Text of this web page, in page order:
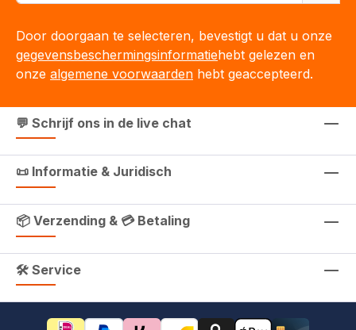
Door doorgaan te selecteren, bevestigt u dat u onze
gegevensbeschermingsinformatiehebt gelezen en
onze algemene voorwaarden hebt geaccepteerd.
💬 Schrijf ons in de live chat
📜 Informatie & Juridisch
📦 Verzending & 💳 Betaling
🛠 Service